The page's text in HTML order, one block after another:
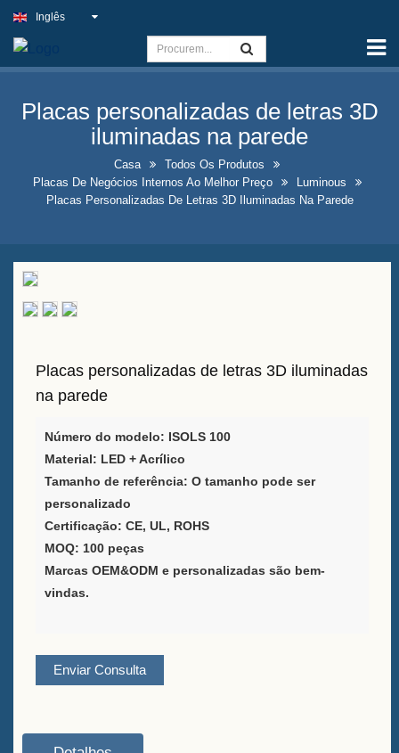
Capacidade
Sinal de Luz Fino
Placa de pub ao ar livre
Placas de Negócios Internos
de Néon Falsas
Design de Exposição de
Placas de Quadro de Quadro-
Provedor de Soluções de
Embalagem de Vinho
Balde de Gelo
Abredor de Garrafas com
Inglês
Placas personalizadas de letras 3D
iluminadas na parede
Casa
Todos Os Produtos
Placas De Negócios Internos Ao Melhor Preço
Luminous
Placas Personalizadas De Letras 3D Iluminadas Na Parede
Placas personalizadas de letras 3D iluminadas
na parede
Número do modelo: ISOLS 100
Material: LED + Acrílico
Tamanho de referência: O tamanho pode ser
personalizado
Certificação: CE, UL, ROHS
MOQ: 100 peças
Marcas OEM&ODM e personalizadas são bem-
vindas.
Enviar Consulta